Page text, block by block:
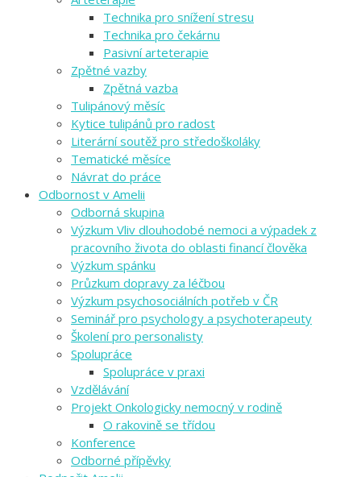
Technika pro snížení stresu
Technika pro čekárnu
Pasivní arteterapie
Zpětné vazby
Zpětná vazba
Tulipánový měsíc
Kytice tulipánů pro radost
Literární soutěž pro středoškoláky
Tematické měsíce
Návrat do práce
Odbornost v Amelii
Odborná skupina
Výzkum Vliv dlouhodobé nemoci a výpadek z
pracovního života do oblasti financí člověka
Výzkum spánku
Průzkum dopravy za léčbou
Výzkum psychosociálních potřeb v ČR
Seminář pro psychology a psychoterapeuty
Školení pro personalisty
Spolupráce
Spolupráce v praxi
Vzdělávání
Projekt Onkologicky nemocný v rodině
O rakovině se třídou
Konference
Odborné přípěvky